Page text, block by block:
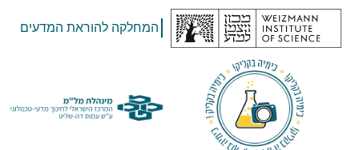
המחלקה להוראת המדעים